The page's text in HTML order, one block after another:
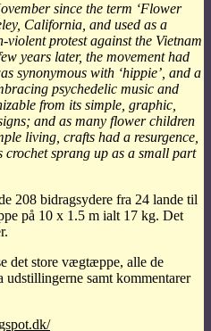
since the term ‘Flower
California, and used as a
violent protest against the Vietnam
years later, the movement had
synonymous with ‘hippie’, and a
psychedelic music and
from its simple, graphic,
and as many flower children
living, crafts had a resurgence,
sprang up as a small part
208 bidragsydere fra 24 lande til
på 10 x 1.5 m ialt 17 kg. Det
det store vægtæppe, alle de
udstillingerne samt kommentarer